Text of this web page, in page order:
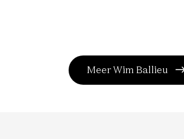
Meer Wim Ballieu